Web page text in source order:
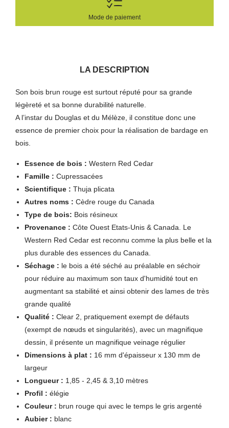
Mode de paiement
LA DESCRIPTION
Son bois brun rouge est surtout réputé pour sa grande
légèreté et sa bonne durabilité naturelle.
A l’instar du Douglas et du Mélèze, il constitue donc une
essence de premier choix pour la réalisation de bardage en
bois.
Essence de bois : Western Red Cedar
Famille : Cupressacées
Scientifique : Thuja plicata
Autres noms : Cèdre rouge du Canada
Type de bois: Bois résineux
Provenance : Côte Ouest Etats-Unis & Canada. Le
Western Red Cedar est reconnu comme la plus belle et la
plus durable des essences du Canada.
Séchage : le bois a été séché au préalable en séchoir
pour réduire au maximum son taux d'humidité tout en
augmentant sa stabilité et ainsi obtenir des lames de très
grande qualité
Qualité : Clear 2, pratiquement exempt de défauts
(exempt de nœuds et singularités), avec un magnifique
dessin, il présente un magnifique veinage régulier
Dimensions à plat : 16 mm d'épaisseur x 130 mm de
largeur
Longueur : 1,85 - 2,45 & 3,10 mètres
Profil : élégie
Couleur : brun rouge qui avec le temps le gris argenté
Aubier : blanc